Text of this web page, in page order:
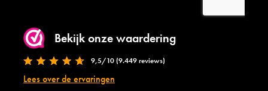
Bekijk onze waardering
9,5/10 (9.449 reviews)
Lees over de ervaringen